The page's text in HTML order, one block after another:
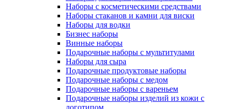
Наборы с косметическими средствами
Наборы стаканов и камни для виски
Наборы для водки
Бизнес наборы
Винные наборы
Подарочные наборы с мультитулами
Наборы для сыра
Подарочные продуктовые наборы
Подарочные наборы с медом
Подарочные наборы с вареньем
Подарочные наборы изделий из кожи с
логотипом